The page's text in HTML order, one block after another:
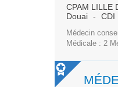
CPAM LILLE
Douai
CDI
Médecin
Médicale : 2